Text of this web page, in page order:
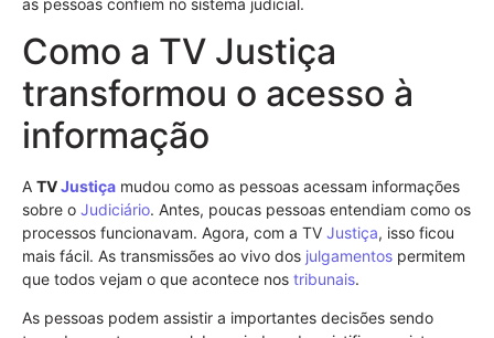
Como a TV Justiça
transformou o acesso à
informação
A TVJustiça mudou como as pessoas acessam informações
sobre o Judiciário. Antes, poucas pessoas entendiam como os
processos funcionavam. Agora, com a TV Justiça, isso ficou
mais fácil. As transmissões ao vivo dos julgamentos permitem
que todos vejam o que acontece nos tribunais.
As pessoas podem assistir a importantes decisões sendo